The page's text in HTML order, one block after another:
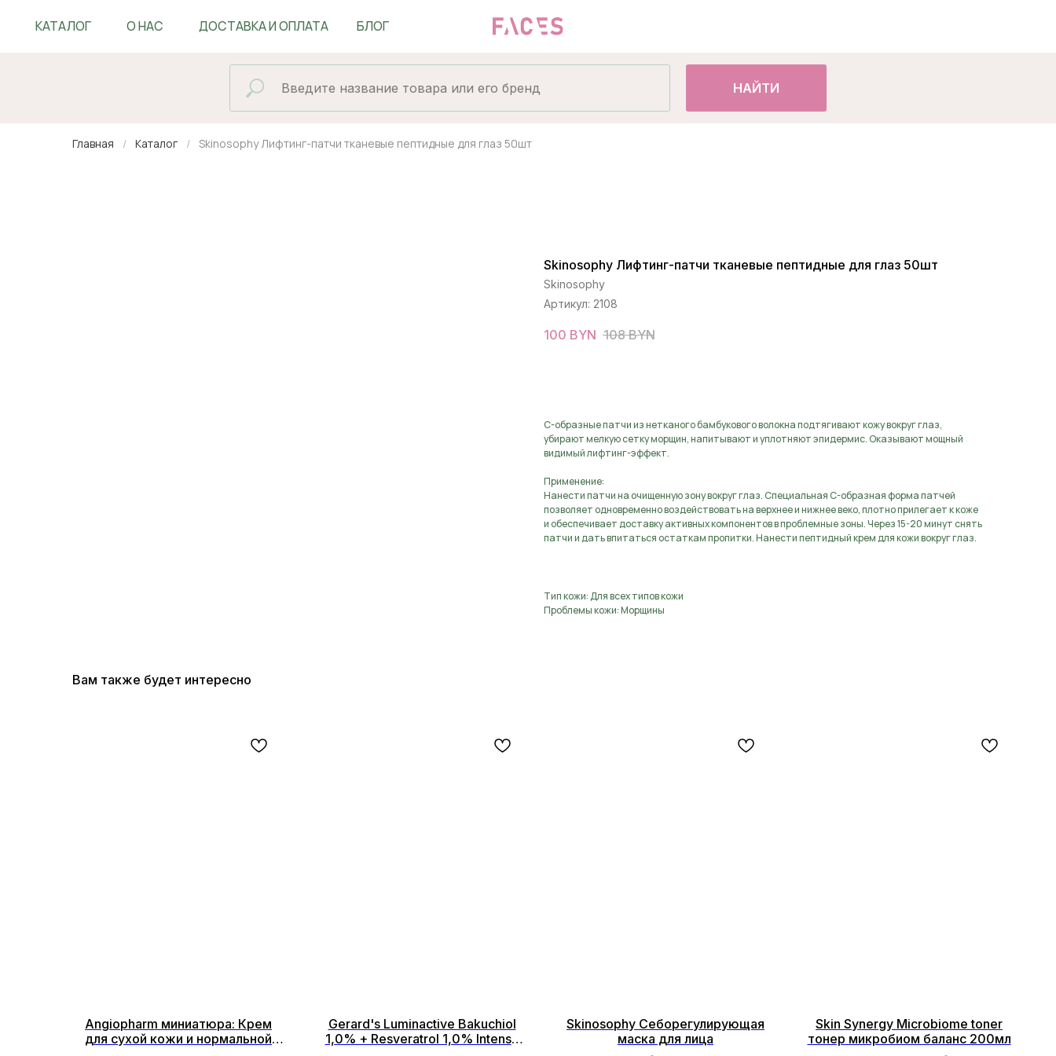
КАТАЛОГ О НАС БЛОГ
ДОСТАВКА И ОПЛАТА
НАЙТИ
Главная Каталог Skinosophy Лифтинг-патчи тканевые пептидные для глаз 50шт
Skinosophy Лифтинг-патчи тканевые пептидные для глаз 50шт
Skinosophy
Артикул: 2108
100 BYN 108 BYN
С-образные патчи из нетканого бамбукового волокна подтягивают кожу вокруг глаз,
убирают мелкую сетку морщин, напитывают и уплотняют эпидермис. Оказывают мощный
видимый лифтинг-эффект.
Применение:
Нанести патчи на очищенную зону вокруг глаз. Специальная С-образная форма патчей
позволяет одновременно воздействовать на верхнее и нижнее веко, плотно прилегает к коже
и обеспечивает доставку активных компонентов в проблемные зоны. Через 15-20 минут снять
патчи и дать впитаться остаткам пропитки. Нанести пептидный крем для кожи вокруг глаз.
Тип кожи: Для всех типов кожи
Проблемы кожи: Морщины
Вам также будет интересно
Angiopharm миниатюра: Крем
для сухой кожи и нормальной
Gerard's Luminactive Bakuchiol
1,0% + Resveratrol 1,0% Intense
Skinosophy Себорегулирующая
маска для лица
Skin Synergy Microbiome toner
тонер микробиом баланс 200мл